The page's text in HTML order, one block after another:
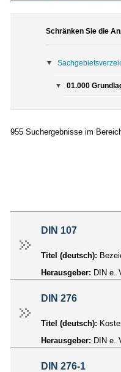
Schränken Sie die
01.000
955 Suchergebnisse im
DIN 107
Titel (deutsch):
Herausgeber: DIN e.
DIN 276
Titel (deutsch):
Herausgeber: DIN e.
DIN 276-1